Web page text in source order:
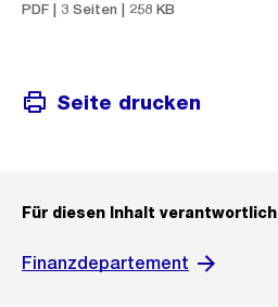
PDF | 3 Seiten | 258 KB
Seite drucken
Für diesen Inhalt verantwortlich
Finanzdepartement